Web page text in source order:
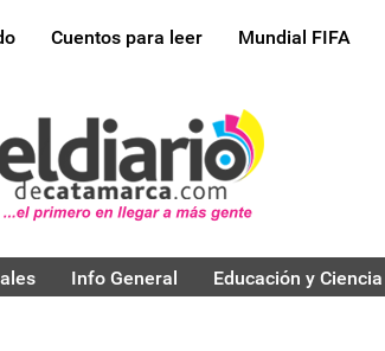
Cuentos para leer Mundial FIFA
Info General Educación y Ciencia